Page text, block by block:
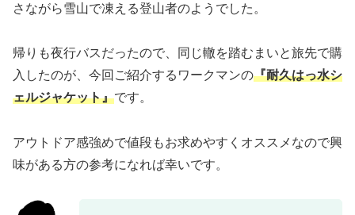
さながら雪山で凍える登山者のようでした。
帰りも夜行バスだったので、同じ轍を踏むまいと旅先で購
入したのが、今回ご紹介するワークマンの『耐久はっ水シ
ェルジャケット』です。
アウトドア感強めで値段もお求めやすくオススメなので興
味がある方の参考になれば幸いです。